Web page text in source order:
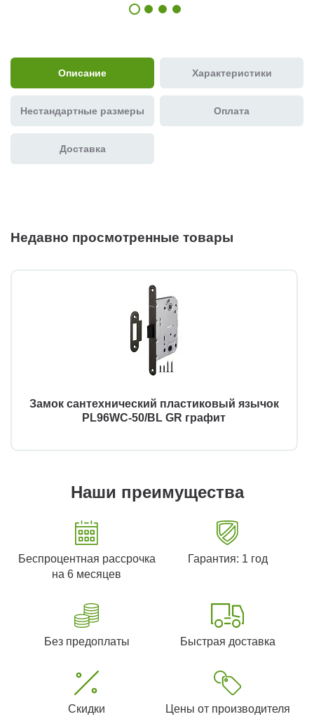
Описание Характеристики
Нестандартные размеры Оплата
Доставка
Недавно просмотренные товары
Замок сантехнический пластиковый язычок
PL96WC-50/BL GR графит
Наши преимущества
Беспроцентная рассрочка
на 6 месяцев
Гарантия: 1 год
Без предоплаты Быстрая доставка
Скидки Цены от производителя